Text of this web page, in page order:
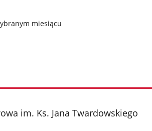
miesiącu
im. Ks. Jana Twardowskiego